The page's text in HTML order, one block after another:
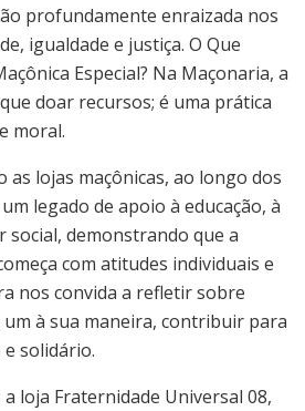
profundamente enraizada nos
igualdade e justiça. O Que
Especial? Na Maçonaria, a
doar recursos; é uma prática
moral.
as lojas maçônicas, ao longo dos
legado de apoio à educação, à
social, demonstrando que a
com atitudes individuais e
nos convida a refletir sobre
um à sua maneira, contribuir para
solidário.
loja Fraternidade Universal 08,